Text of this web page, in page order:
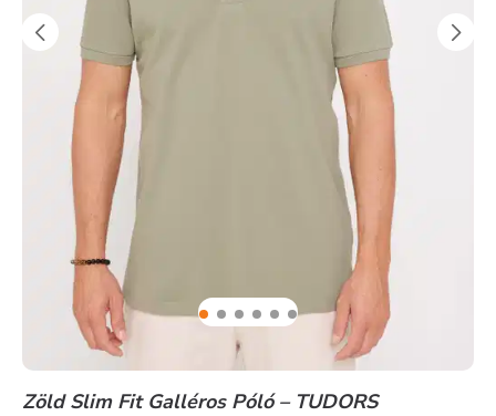
Zöld Slim Fit Galléros Póló – TUDORS